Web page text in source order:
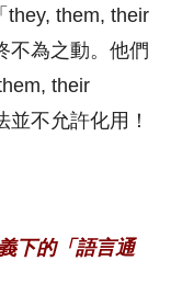
they, them, their
不為之動。他們
their
不允許化用！
下的「語言通